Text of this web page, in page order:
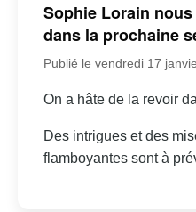
Sophie Lorain
dans la prochaine
Publié le vendredi 17
On a hâte de la revoir
Des intrigues et des
flamboyantes sont à